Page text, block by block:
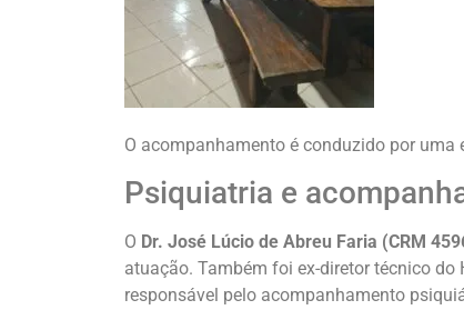
O acompanhamento é conduzido por
Psiquiatria e
O Dr. José Lúcio de Abreu Faria (CRM
atuação. Também foi ex-diretor técnico do
responsável pelo acompanhamento